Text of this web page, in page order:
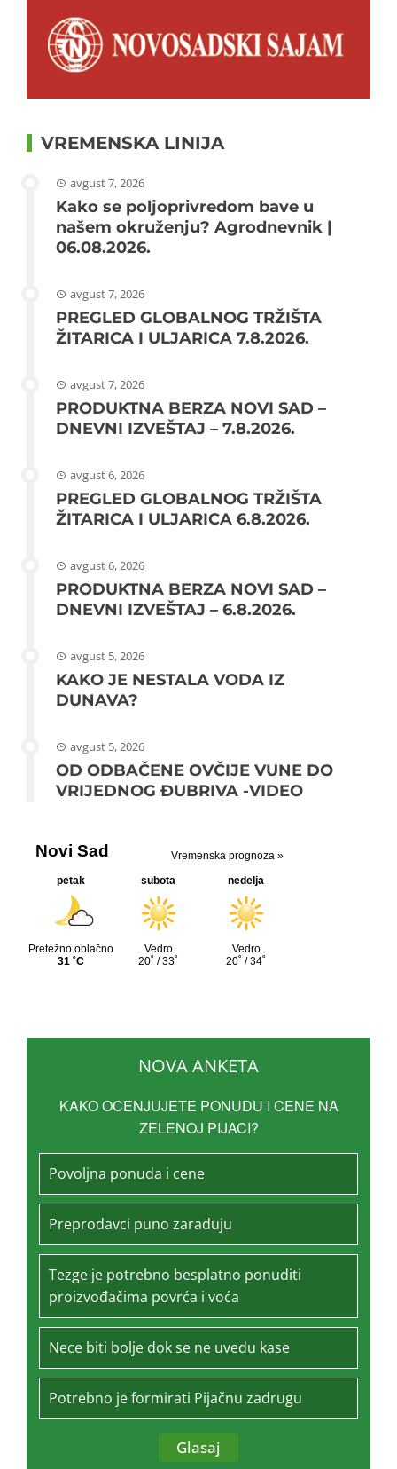
VREMENSKA LINIJA
avgust 7, 2026
Kako se poljoprivredom bave u
našem okruženju? Agrodnevnik |
06.08.2026.
avgust 7, 2026
PREGLED GLOBALNOG TRŽIŠTA
ŽITARICA I ULJARICA 7.8.2026.
avgust 7, 2026
PRODUKTNA BERZA NOVI SAD –
DNEVNI IZVEŠTAJ – 7.8.2026.
avgust 6, 2026
PREGLED GLOBALNOG TRŽIŠTA
ŽITARICA I ULJARICA 6.8.2026.
avgust 6, 2026
PRODUKTNA BERZA NOVI SAD –
DNEVNI IZVEŠTAJ – 6.8.2026.
avgust 5, 2026
KAKO JE NESTALA VODA IZ
DUNAVA?
avgust 5, 2026
OD ODBAČENE OVČIJE VUNE DO
VRIJEDNOG ĐUBRIVA -VIDEO
NOVA ANKETA
KAKO OCENJUJETE PONUDU I CENE NA
ZELENOJ PIJACI?
Povoljna ponuda i cene
Preprodavci puno zarađuju
Tezge je potrebno besplatno ponuditi
proizvođačima povrća i voća
Nece biti bolje dok se ne uvedu kase
Potrebno je formirati Pijačnu zadrugu